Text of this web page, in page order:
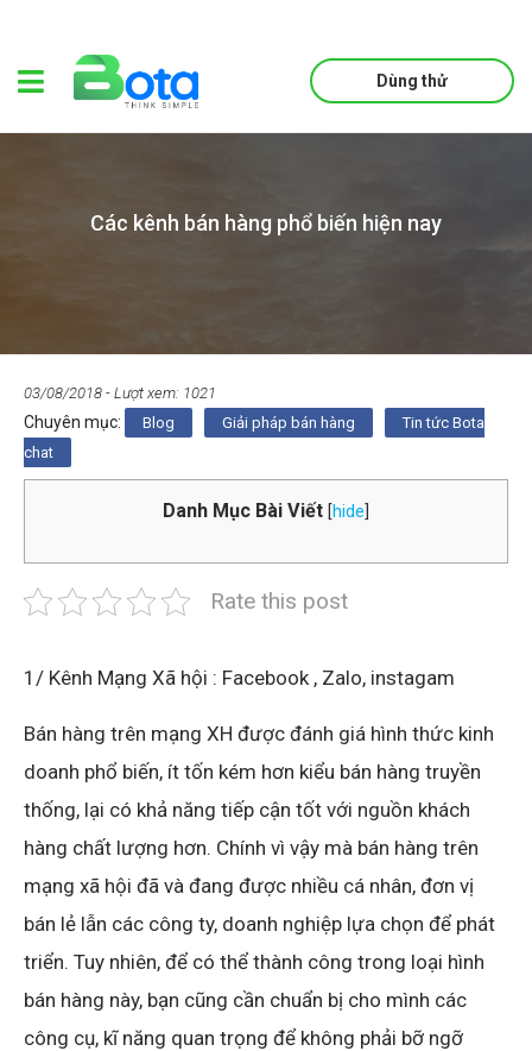
Dùng thử
Các kênh bán hàng phổ biến hiện nay
03/08/2018 - Lượt xem: 1021
Chuyên mục: Blog Giải pháp bán hàng
Tin tức Bota
chat
Danh Mục Bài Viết [hide
Rate this post
1/ Kênh Mạng Xã hội : Facebook , Zalo, instagam
Bán hàng trên mạng XH được đánh giá hình thức kinh
doanh phổ biến, ít tốn kém hơn kiểu bán hàng truyền
thống, lại có khả năng tiếp cận tốt với nguồn khách
hàng chất lượng hơn. Chính vì vậy mà bán hàng trên
mạng xã hội đã và đang được nhiều cá nhân, đơn vị
bán lẻ lẫn các công ty, doanh nghiệp lựa chọn để phát
triển. Tuy nhiên, để có thể thành công trong loại hình
bán hàng này, bạn cũng cần chuẩn bị cho mình các
công cụ, kĩ năng quan trọng để không phải bỡ ngỡ